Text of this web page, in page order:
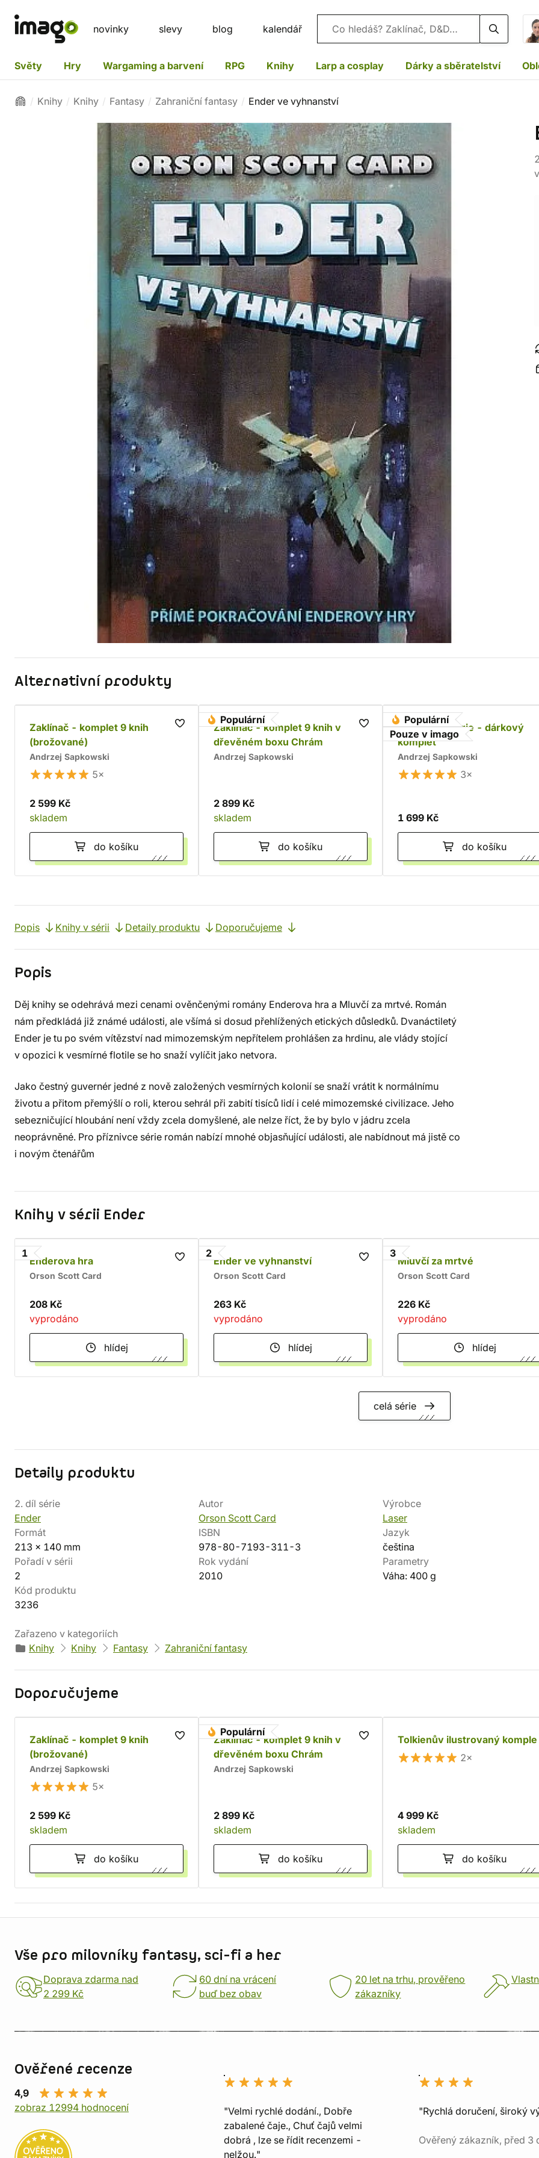
novinky slevy blog kalendář Vyhledávání
Světy Hry Wargaming a barvení RPG Knihy Larp a cosplay Dárky a sběratelství
Knihy Knihy Fantasy Zahraniční fantasy Ender ve vyhnanství
Alternativní produkty
Zaklínač - komplet 9 knih
(brožované)
Andrzej Sapkowski
5×
2 599 Kč
skladem
do košíku
Populární
Zaklínač - komplet 9 knih v
dřevěném boxu Chrám
Andrzej Sapkowski
2 899 Kč
skladem
do košíku
Populární
Pouze v imago
Husitská trilogie - dárkový
komplet
Andrzej Sapkowski
3×
1 699 Kč
do košíku
Popis Knihy v sérii Detaily produktu Doporučujeme
Popis
Děj knihy se odehrává mezi cenami ověnčenými romány Enderova hra a Mluvčí za mrtvé. Román
nám předkládá již známé události, ale všímá si dosud přehlížených etických důsledků. Dvanáctiletý
Ender je tu po svém vítězství nad mimozemským nepřítelem prohlášen za hrdinu, ale vlády stojící
v opozici k vesmírné flotile se ho snaží vylíčit jako netvora.
Jako čestný guvernér jedné z nově založených vesmírných kolonií se snaží vrátit k normálnímu
životu a přitom přemýšlí o roli, kterou sehrál při zabití tisíců lidí i celé mimozemské civilizace. Jeho
sebezničující hloubání není vždy zcela domyšlené, ale nelze říct, že by bylo v jádru zcela
neoprávněné. Pro příznivce série román nabízí mnohé objasňující události, ale nabídnout má jistě co
i novým čtenářům
Knihy v sérii Ender
1
Enderova hra
Orson Scott Card
208 Kč
vyprodáno
hlídej
2
Ender ve vyhnanství
Orson Scott Card
263 Kč
vyprodáno
hlídej
3
Mluvčí za mrtvé
Orson Scott Card
226 Kč
vyprodáno
hlídej
celá série
Detaily produktu
2. díl série
Ender
Autor
Orson Scott Card
Výrobce
Laser
Formát
213 x 140 mm
ISBN
978-80-7193-311-3
Jazyk
čeština
Pořadí v sérii
2
Rok vydání
2010
Parametry
Váha: 400 g
Kód produktu
3236
Zařazeno v kategoriích
Knihy
Knihy Fantasy Zahraniční fantasy
Doporučujeme
Zaklínač - komplet 9 knih
(brožované)
Andrzej Sapkowski
5×
2 599 Kč
skladem
do košíku
Populární
Zaklínač - komplet 9 knih v
dřevěném boxu Chrám
Andrzej Sapkowski
2 899 Kč
skladem
do košíku
Tolkienův ilustrovaný komplet
2×
4 999 Kč
skladem
do košíku
Vše pro milovníky fantasy, sci-fi a her
Doprava zdarma nad
2 299 Kč
60 dní na vrácení
buď bez obav
20 let na trhu, prověřeno
zákazníky
Ověřené recenze
4,9
zobraz 12994 hodnocení
"Velmi rychlé dodání., Dobře
zabalené čaje., Chuť čajů velmi
dobrá , lze se řídit recenzemi -
nelžou."
"Rychlá doručení, široký
Ověřený zákazník, před 3